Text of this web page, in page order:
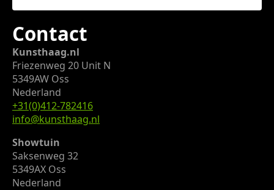
Contact
Kunsthaag.nl
Friezenweg 20 Unit N
5349AW Oss
Nederland
+31(0)412-782416
info@kunsthaag.nl
Showtuin
Saksenweg 32
5349AX Oss
Nederland